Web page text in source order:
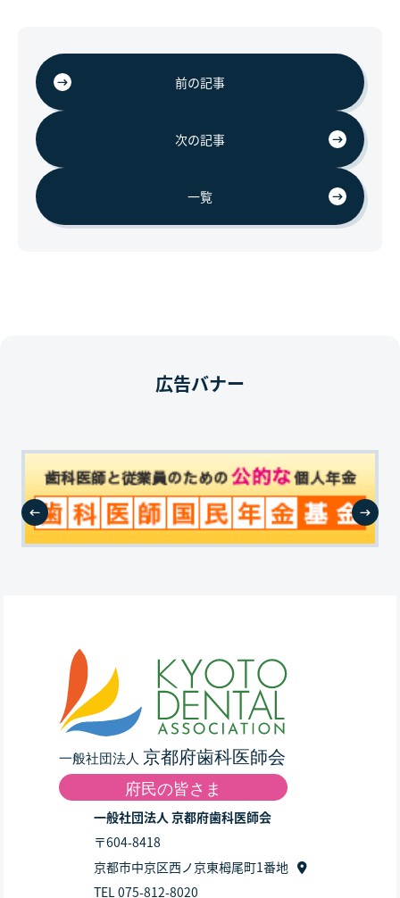
前の記事
次の記事
一覧
広告バナー
一般社団法人 京都府歯科医師会
〒604-8418
京都市中京区西ノ京東栂尾町1番地
TEL 075-812-8020